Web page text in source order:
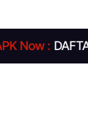
DAFTAR